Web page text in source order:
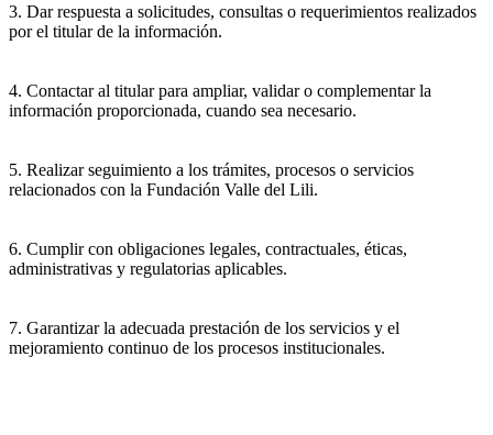
3. Dar respuesta a solicitudes, consultas o requerimientos realizados
por el titular de la información.
4. Contactar al titular para ampliar, validar o complementar la
información proporcionada, cuando sea necesario.
5. Realizar seguimiento a los trámites, procesos o servicios
relacionados con la Fundación Valle del Lili.
6. Cumplir con obligaciones legales, contractuales, éticas,
administrativas y regulatorias aplicables.
7. Garantizar la adecuada prestación de los servicios y el
mejoramiento continuo de los procesos institucionales.